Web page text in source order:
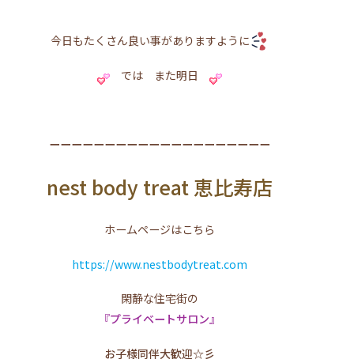
今日もたくさん良い事がありますように
では また明日
ーーーーーーーーーーーーーーーーーーーー
nest body treat 恵比寿店
ホームページはこちら
https://www.nestbodytreat.com
閑静な住宅街の
『プライベートサロン』
お子様同伴大歓迎☆彡